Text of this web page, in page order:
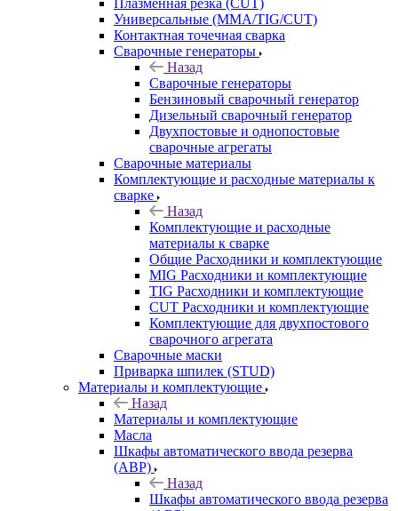
Плазменная резка (CUT)
Универсальные (MMA/TIG/CUT)
Контактная точечная сварка
Сварочные генераторы
Назад
Сварочные генераторы
Бензиновый сварочный генератор
Дизельный сварочный генератор
Двухпостовые и однопостовые
сварочные агрегаты
Сварочные материалы
Комплектующие и расходные материалы к
сварке
Назад
Комплектующие и расходные
материалы к сварке
Общие Расходники и комплектующие
MIG Расходники и комплектующие
TIG Расходники и комплектующие
CUT Расходники и комплектующие
Комплектующие для двухпостового
сварочного агрегата
Сварочные маски
Приварка шпилек (STUD)
Материалы и комплектующие
Назад
Материалы и комплектующие
Масла
Шкафы автоматического ввода резерва
(АВР)
Назад
Шкафы автоматического ввода резерва